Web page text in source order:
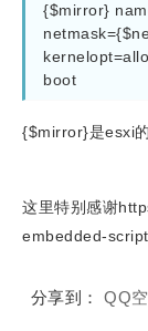
{$mirror}
{$mirror}是esxi
这里特别感谢
embedded-
分享到： QQ